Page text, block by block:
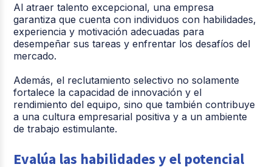
Al atraer talento excepcional, una empresa
garantiza que cuenta con individuos con habilidades,
experiencia y motivación adecuadas para
desempeñar sus tareas y enfrentar los desafíos del
mercado.
Además, el reclutamiento selectivo no solamente
fortalece la capacidad de innovación y el
rendimiento del equipo, sino que también contribuye
a una cultura empresarial positiva y a un ambiente
de trabajo estimulante.
Evalúa las habilidades y el potencial